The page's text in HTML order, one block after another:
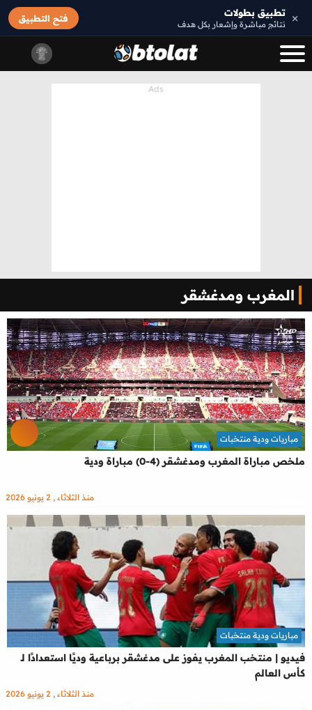
× تطبيق بطولات
نتائج مباشرة وإشعار بكل هدف
فتح التطبيق
المغرب ومدغشقر
ملخص مباراة المغرب ومدغشقر (4-0) مباراة ودية
مباريات ودية منتخبات
منذ الثلاثاء , 2 يونيو 2026
فيديو | منتخب المغرب يفوز على مدغشقر برباعية وديًا استعدادًا لـ
كأس العالم
مباريات ودية منتخبات
منذ الثلاثاء , 2 يونيو 2026